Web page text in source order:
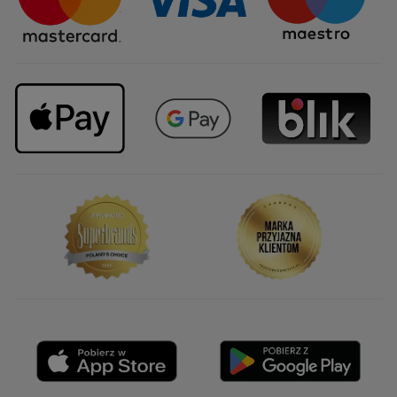
Upominki firmowe